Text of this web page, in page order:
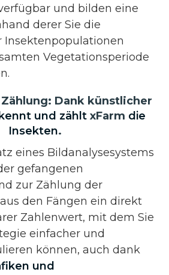
und bilden eine
derer Sie die
Insektenpopulationen
Vegetationsperiode
Dank künstlicher
und zählt xFarm die
Insekten.
eines Bildanalysesystems
gefangenen
zur Zählung der
den Fängen ein direkt
Zahlenwert, mit dem Sie
einfacher und
können, auch dank
und